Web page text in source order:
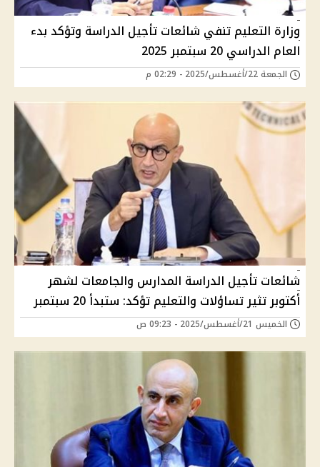
وزارة التعليم تنفي شائعات تأجيل الدراسة وتؤكد بدء
العام الدراسي 20 سبتمبر 2025
الجمعة 22/أغسطس/2025 - 02:29 م
شائعات تأجيل الدراسة المدارس والجامعات لشهر
أكتوبر تثير تساؤلات والتعليم تؤكد: ستبدأ 20 سبتمبر
الخميس 21/أغسطس/2025 - 09:23 ص